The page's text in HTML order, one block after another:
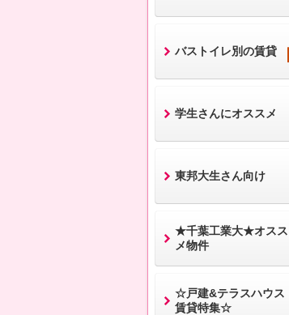
バストイレ別の賃貸
学生さんにオススメ
東邦大生さん向け
★千葉工業大★オスス
メ物件
☆戸建&テラスハウス
賃貸特集☆